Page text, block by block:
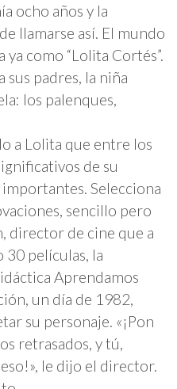
ocho años y la
llamarse así. El mundo
como “Lolita Cortés”.
sus padres, la niña
los palenques,
a Lolita que entre los
de su
Selecciona
sencillo pero
director de cine que a
30 películas, la
Aprendamos
un día de 1982,
su personaje. «¡Pon
retrasados, y tú,
le dijo el director.